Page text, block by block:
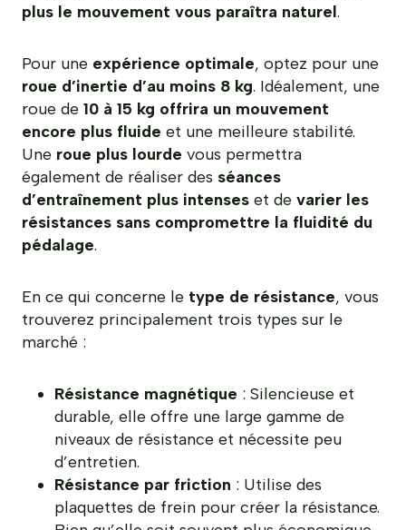
plus le mouvement vous paraîtra naturel.
Pour une expérience optimale, optez pour une
roue d’inertie d’au moins 8 kg. Idéalement, une
roue de 10 à 15 kg offrira un mouvement
encore plus fluide et une meilleure stabilité.
Une roue plus lourde vous permettra
également de réaliser des séances
d’entraînement plus intenses et de varier les
résistances sans compromettre la fluidité du
pédalage.
En ce qui concerne le type de résistance, vous
trouverez principalement trois types sur le
marché :
Résistance magnétique : Silencieuse et
durable, elle offre une large gamme de
niveaux de résistance et nécessite peu
d’entretien.
Résistance par friction : Utilise des
plaquettes de frein pour créer la résistance.